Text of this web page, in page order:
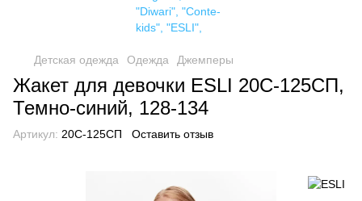
Детская одежда Одежда Джемперы
Жакет для девочки ESLI 20С-125СП,
Темно-синий, 128-134
Артикул: 20С-125СП Оставить отзыв